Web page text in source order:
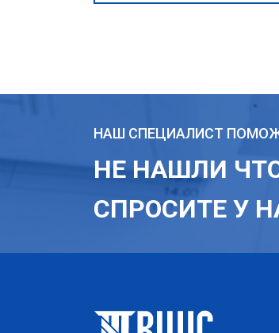
НАШ СПЕЦИАЛИСТ
НЕ НАШЛИ
СПРОСИТЕ У